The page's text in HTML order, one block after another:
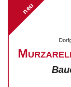
neu